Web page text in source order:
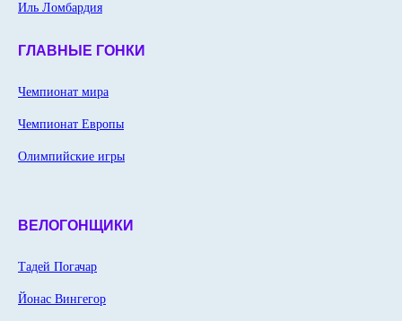
Иль Ломбардия
ГЛАВНЫЕ ГОНКИ
Чемпионат мира
Чемпионат Европы
Олимпийские игры
ВЕЛОГОНЩИКИ
Тадей Погачар
Йонас Вингегор